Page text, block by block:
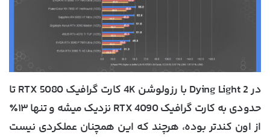
در Dying Light 2 با رزولوشن 4K کارت گرافیک RTX 5080 تا
حدودی به کارت گرافیک RTX 4090 نزدیک میشه و تنها ۱۳٪
از اون کندتر بوده، هرچند که این همچنان عملکردی نیست